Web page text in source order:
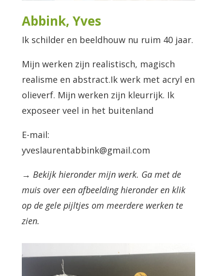
Abbink, Yves
Ik schilder en beeldhouw nu ruim 40 jaar.
Mijn werken zijn realistisch, magisch
realisme en abstract.Ik werk met acryl en
olieverf. Mijn werken zijn kleurrijk. Ik
exposeer veel in het buitenland
E-mail:
yveslaurentabbink@gmail.com
→ Bekijk hieronder mijn werk. Ga met de
muis over een afbeelding hieronder en klik
op de gele pijltjes om meerdere werken te
zien.